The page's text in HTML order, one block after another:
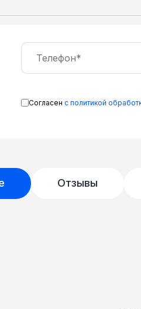
Согласен с политикой
Отзывы